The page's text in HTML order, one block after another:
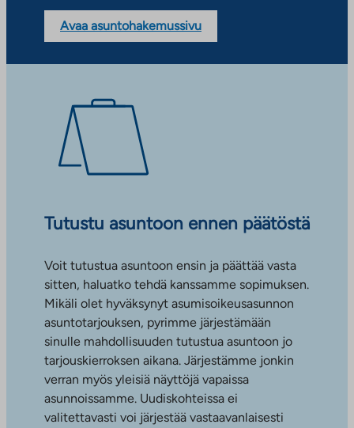
Avaa asuntohakemussivu
Tutustu asuntoon ennen päätöstä
Voit tutustua asuntoon ensin ja päättää vasta
sitten, haluatko tehdä kanssamme sopimuksen.
Mikäli olet hyväksynyt asumisoikeusasunnon
asuntotarjouksen, pyrimme järjestämään
sinulle mahdollisuuden tutustua asuntoon jo
tarjouskierroksen aikana. Järjestämme jonkin
verran myös yleisiä näyttöjä vapaissa
asunnoissamme. Uudiskohteissa ei
valitettavasti voi järjestää vastaavanlaisesti